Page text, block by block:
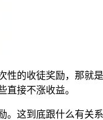
的收徒奖励，那就
接不涨收益。
这到底跟什么有关